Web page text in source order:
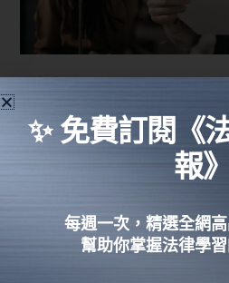
上行文：用「鈞」，如：教
，如：教
下行文：也用 「貴」，如：
司」
✨ 免費訂閱《
報》
每週一次，精選全網
幫助你掌握法律學